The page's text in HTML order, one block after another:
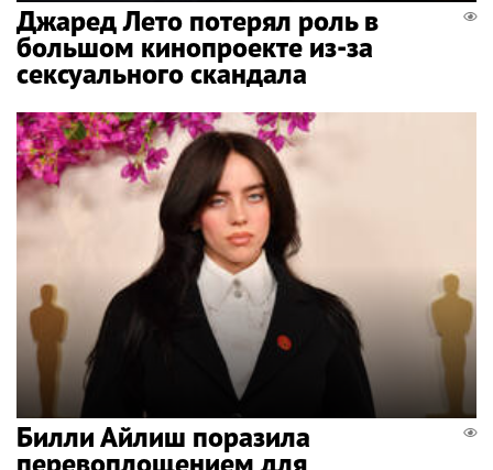
Джаред Лето потерял роль в
большом кинопроекте из-за
сексуального скандала
Билли Айлиш поразила